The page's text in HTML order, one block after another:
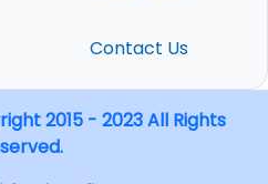
Contact Us
2015 - 2023 All Rights